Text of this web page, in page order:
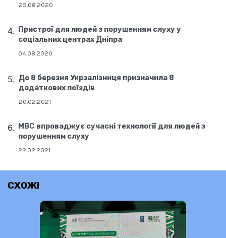
25.08.2020
Пристрої для людей з порушенням слуху у
соціальних центрах Дніпра
04.08.2020
До 8 березня Укрзалізниця призначила 8
додаткових поїздів
20.02.2021
МВС впроваджує сучасні технології для людей з
порушенням слуху
22.02.2021
СХОЖІ